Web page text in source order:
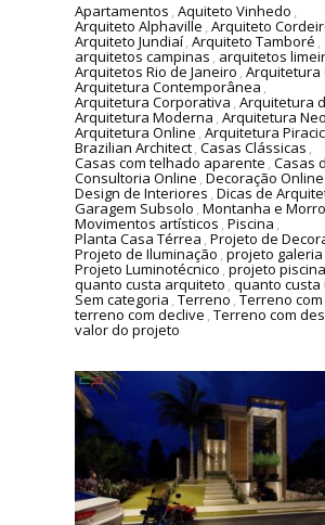
Apartamentos , Aquiteto Vinhedo ,
Arquiteto Alphaville , Arquiteto
Arquiteto Jundiaí, Arquiteto Tamboré ,
arquitetos campinas, arquitetos
Arquitetos Rio de Janeiro, Arquitetura
Arquitetura Contemporânea ,
Arquitetura Corporativa , Arquitetura
Arquitetura Moderna , Arquitetura
Arquitetura Online , Arquitetura
Brazilian Architect, Casas Clássicas ,
Casas com telhado aparente , Casas
Consultoria Online , Decoração Online
Design de Interiores , Dicas de
Garagem Subsolo , Montanha e Morro
Movimentos artísticos , Piscina ,
Planta Casa Térrea , Projeto de
Projeto de Iluminação , projeto galeria
Projeto Luminotécnico ,projeto piscina
quanto custa arquiteto ,quanto custa
Sem categoria , Terreno , Terreno
terreno com declive , Terreno com
valor do projeto